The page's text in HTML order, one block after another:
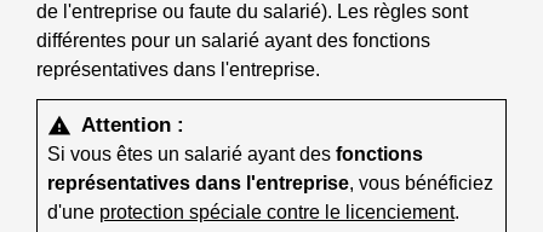
de l'entreprise ou faute du salarié). Les règles sont
différentes pour un salarié ayant des fonctions
représentatives dans l'entreprise.
warning Attention :
Si vous êtes un salarié ayant des fonctions
représentatives dans l'entreprise, vous bénéficiez
d'une protection spéciale contre le licenciement.